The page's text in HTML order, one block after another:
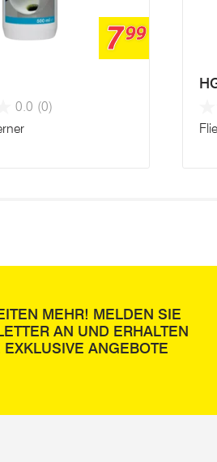
799
0.0 (0)
MEHR! MELDEN SIE
AN UND ERHALTEN
ANGEBOTE